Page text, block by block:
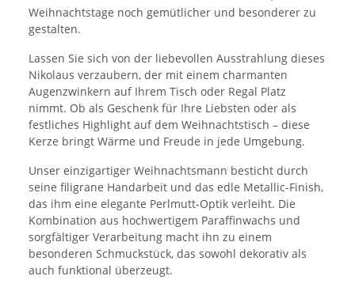
Weihnachtstage noch gemütlicher und besonderer zu
gestalten.
Lassen Sie sich von der liebevollen Ausstrahlung dieses
Nikolaus verzaubern, der mit einem charmanten
Augenzwinkern auf Ihrem Tisch oder Regal Platz
nimmt. Ob als Geschenk für Ihre Liebsten oder als
festliches Highlight auf dem Weihnachtstisch – diese
Kerze bringt Wärme und Freude in jede Umgebung.
Unser einzigartiger Weihnachtsmann besticht durch
seine filigrane Handarbeit und das edle Metallic-Finish,
das ihm eine elegante Perlmutt-Optik verleiht. Die
Kombination aus hochwertigem Paraffinwachs und
sorgfältiger Verarbeitung macht ihn zu einem
besonderen Schmuckstück, das sowohl dekorativ als
auch funktional überzeugt.